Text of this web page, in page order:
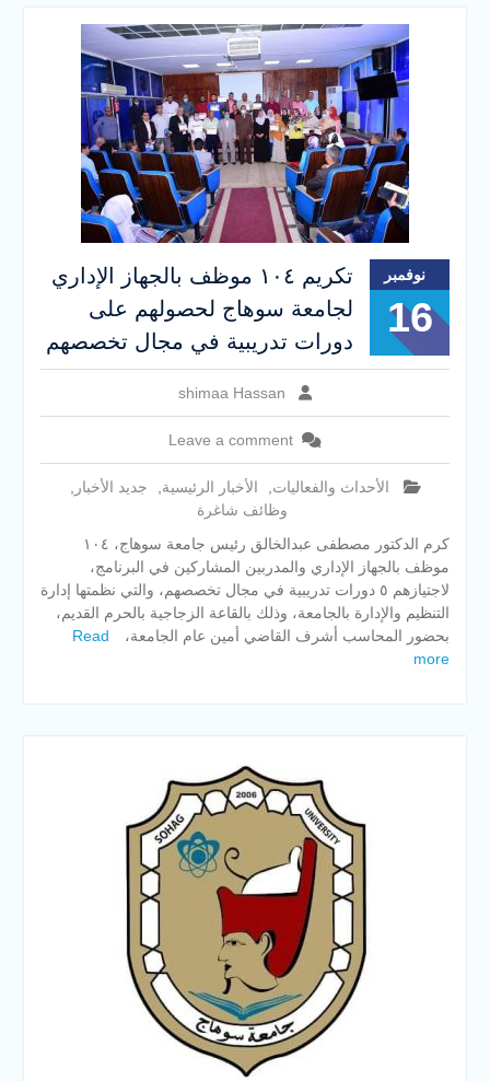
الجديدة
جامعة سوهاج تفتح أبوابها
لطلاب الثانوية العامة فى أولى
أيام المرحلة الأولى للتنسيق
الإلكتروني للقبول بالجامعات
2026
نوفمبر
16
تكريم ١٠٤ موظف بالجهاز الإداري
لجامعة سوهاج لحصولهم على
دورات تدريبية في مجال تخصصهم
shimaa Hassan
Leave a comment
الأحداث والفعاليات الأخبار الرئيسية جديد الأخبار
وظائف شاغرة
كرم الدكتور مصطفى عبدالخالق رئيس جامعة سوهاج، ١٠٤
موظف بالجهاز الإداري والمدربين المشاركين في البرنامج،
لاجتيازهم ٥ دورات تدريبية في مجال تخصصهم، والتي نظمتها إدارة
التنظيم والإدارة بالجامعة، وذلك بالقاعة الزجاجية بالحرم القديم،
بحضور المحاسب أشرف القاضي أمين عام الجامعة،
Read
more